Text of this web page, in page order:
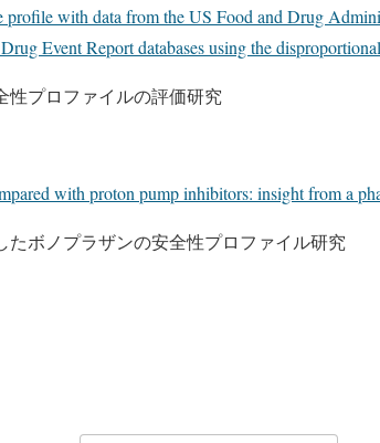
with data from the US Food and Drug
Event Report databases using the
性プロファイルの評価研究
with proton pump inhibitors: insight from a
たボノプラザンの安全性プロファイル研究